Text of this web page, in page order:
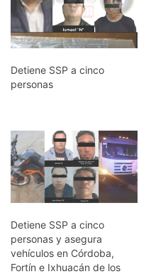
Detiene SSP a cinco
personas
Detiene SSP a cinco
personas y asegura
vehículos en Córdoba,
Fortín e Ixhuacán de los